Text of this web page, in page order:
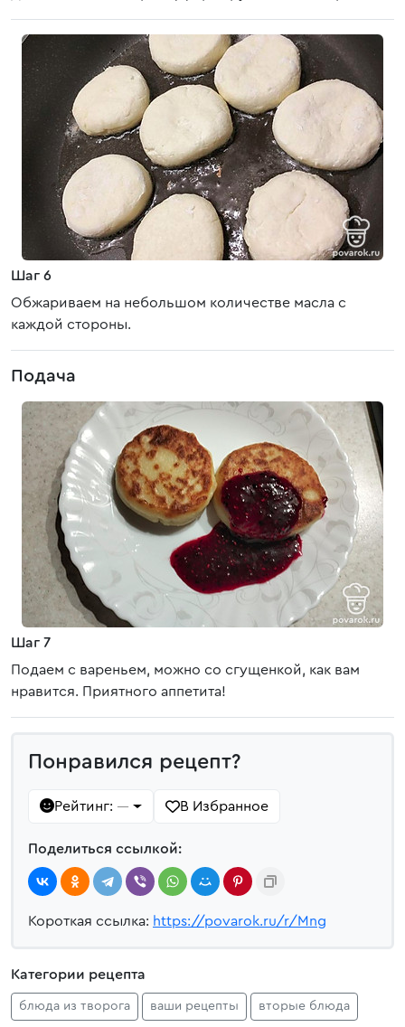
Шаг 6
Обжариваем на небольшом количестве масла с
каждой стороны.
Подача
Шаг 7
Подаем с вареньем, можно со сгущенкой, как вам
нравится. Приятного аппетита!
Понравился рецепт?
Рейтинг: — В Избранное
Поделиться ссылкой:
Короткая ссылка: https://povarok.ru/r/Mng
Категории рецепта
блюда из творога ваши рецепты вторые блюда